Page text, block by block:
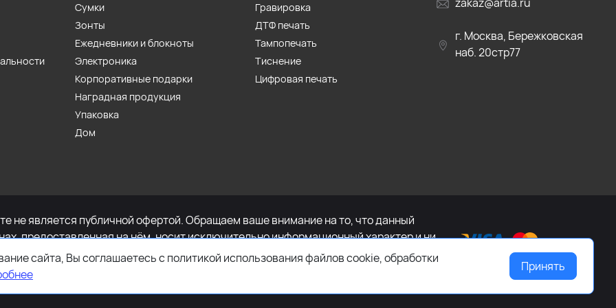
г. Москва, Бережковская
наб. 20стр77
Сумки
Зонты
Ежедневники и блокноты
Электроника
Корпоративные подарки
Наградная продукция
Упаковка
Дом
Гравировка
ДТФ печать
Тампопечать
Тиснение
Цифровая печать
является публичной офертой. Обращаем ваше внимание на то, что данный
предоставленная на нём, носит исключительно информационный характер и ни
положениями Статьи 437 Гражданского кодекса Российской Федерации.
указанных товаров и (или) услуг, пожалуйста, обращайтесь к менеджеру
+7-495-627-77-11.
сайта, Вы соглашаетесь с политикой использования файлов cookie, обработки
Принять